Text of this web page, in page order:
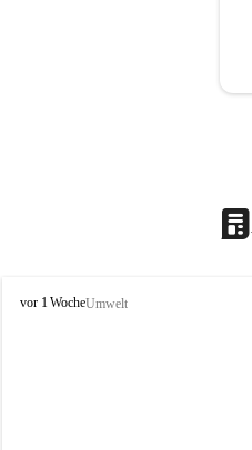
V
vor 1 WocheUmwelt